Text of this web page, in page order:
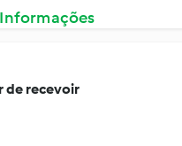
de recevoir